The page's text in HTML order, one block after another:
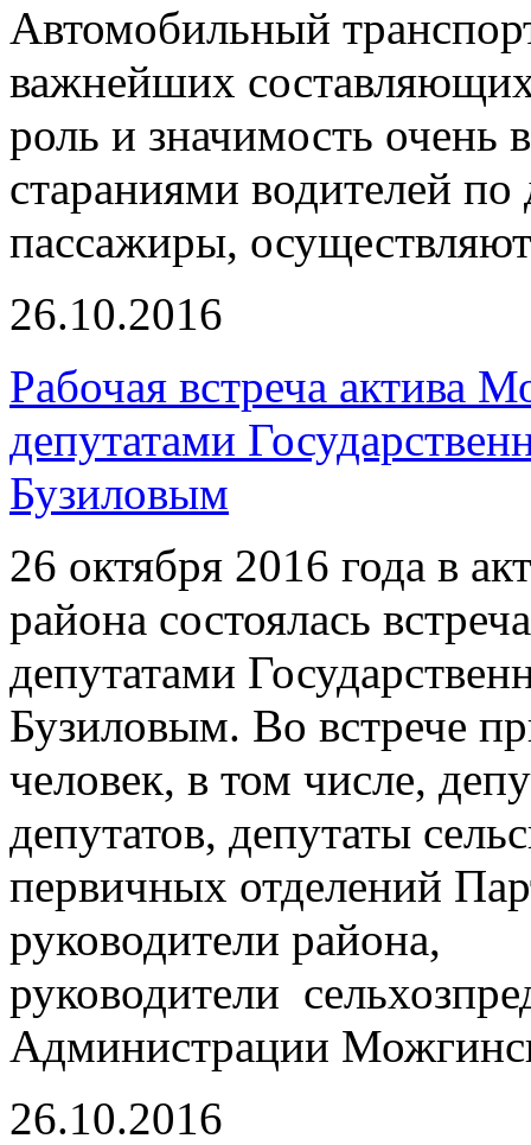
Автомобильный
важнейших
роль и значимость
стараниями водителей по
пассажиры,
26.10.2016
Рабочая встреча актива
депутатами
Бузиловым
26 октября 2016 года в
района состоялась
депутатами
Бузиловым. Во встрече
человек, в том числе,
депутатов, депутаты
первичных отделений
руководители района,
руководители
Администрации
26.10.2016